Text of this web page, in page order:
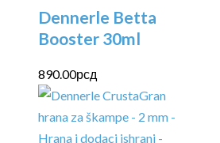
Dennerle Betta
Booster 30ml
890.00рсд